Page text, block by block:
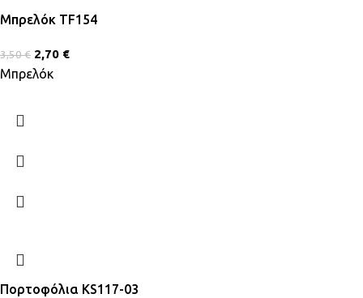
Μπρελόκ TF154
3,50€ 2,70 €
Μπρελόκ
Πορτοφόλια KS117-03